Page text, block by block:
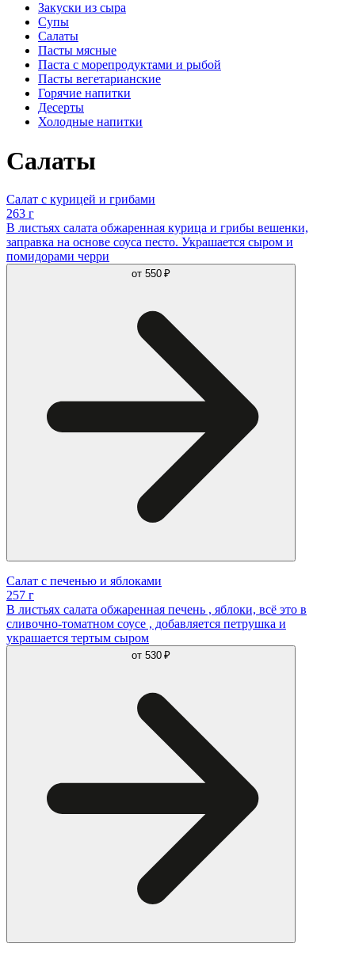
Закуски из сыра
Супы
Салаты
Пасты мясные
Паста с морепродуктами и рыбой
Пасты вегетарианские
Горячие напитки
Десерты
Холодные напитки
Салаты
Салат с курицей и грибами
263 г
В листьях салата обжаренная курица и грибы вешенки,
заправка на основе соуса песто. Украшается сыром и
помидорами черри
от 550 ₽
Салат с печенью и яблоками
257 г
В листьях салата обжаренная печень , яблоки, всё это в
сливочно-томатном соусе , добавляется петрушка и
украшается тертым сыром
от 530 ₽